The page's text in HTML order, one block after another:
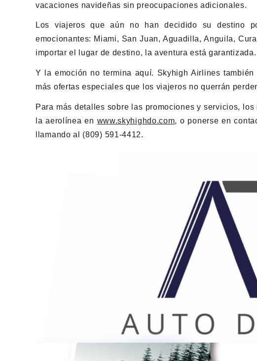
vacaciones navideñas sin preocupaciones adicionales.
Los viajeros que aún no han decidido su destino
emocionantes: Miami, San Juan, Aguadilla, Anguila,
importar el lugar de destino, la aventura está garantizada.
Y la emoción no termina aquí. Skyhigh Airlines
más ofertas especiales que los viajeros no querrán
Para más detalles sobre las promociones y servicios,
la aerolínea en www.skyhighdo.com, o ponerse en
llamando al (809) 591-4412.